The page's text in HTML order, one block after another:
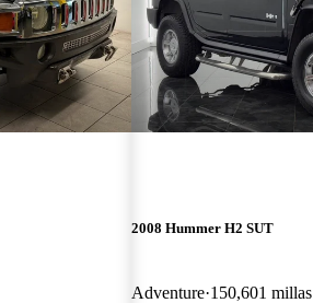
2008 Hummer H2 SUT
Adventure 150,601 millas